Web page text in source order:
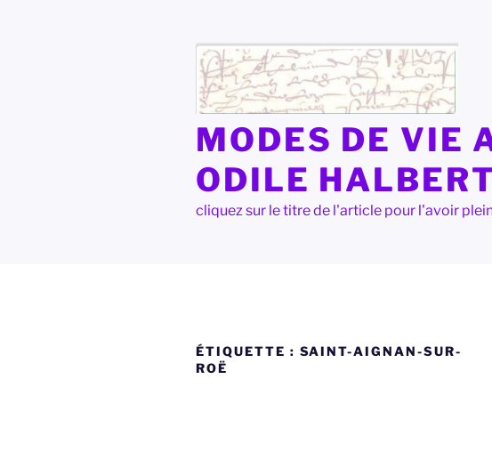
MODES DE VIE
ODILE HALBERT
cliquez sur le titre de l'article pour l'avoir
ÉTIQUETTE : SAINT-AIGNAN-SUR-
ROË